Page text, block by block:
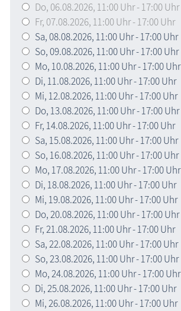
Do, 06.08.2026, 11:00Uhr- 17:00Uhr
Fr, 07.08.2026, 11:00Uhr- 17:00Uhr
Sa,08.08.2026, 11:00Uhr- 17:00Uhr
So,09.08.2026, 11:00Uhr- 17:00Uhr
Mo, 10.08.2026, 11:00Uhr- 17:00Uhr
Di, 11.08.2026, 11:00Uhr- 17:00Uhr
Mi, 12.08.2026, 11:00Uhr- 17:00Uhr
Do, 13.08.2026, 11:00Uhr- 17:00Uhr
Fr, 14.08.2026, 11:00Uhr- 17:00Uhr
Sa, 15.08.2026, 11:00Uhr- 17:00Uhr
So, 16.08.2026, 11:00Uhr- 17:00Uhr
Mo, 17.08.2026, 11:00Uhr- 17:00Uhr
Di, 18.08.2026, 11:00Uhr- 17:00Uhr
Mi, 19.08.2026, 11:00Uhr- 17:00Uhr
Do,20.08.2026, 11:00Uhr- 17:00Uhr
Fr,21.08.2026, 11:00Uhr- 17:00Uhr
Sa,22.08.2026, 11:00Uhr- 17:00Uhr
So,23.08.2026, 11:00Uhr- 17:00Uhr
Mo,24.08.2026, 11:00Uhr- 17:00Uhr
Di,25.08.2026, 11:00Uhr- 17:00Uhr
Mi,26.08.2026, 11:00Uhr- 17:00Uhr